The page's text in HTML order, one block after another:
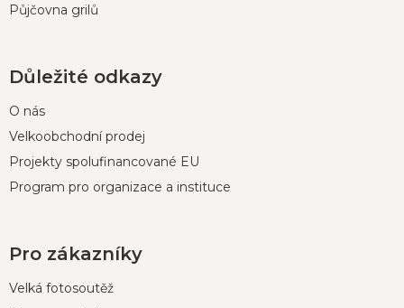
Půjčovna grilů
Důležité odkazy
O nás
Velkoobchodní prodej
Projekty spolufinancované EU
Program pro organizace a instituce
Pro zákazníky
Velká fotosoutěž